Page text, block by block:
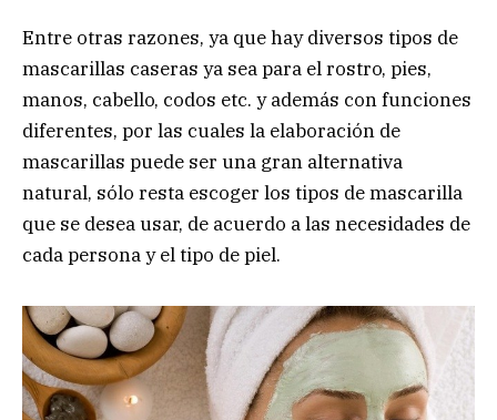
Entre otras razones, ya que hay diversos tipos de
mascarillas caseras ya sea para el rostro, pies,
manos, cabello, codos etc. y además con funciones
diferentes, por las cuales la elaboración de
mascarillas puede ser una gran alternativa
natural, sólo resta escoger los tipos de mascarilla
que se desea usar, de acuerdo a las necesidades de
cada persona y el tipo de piel.